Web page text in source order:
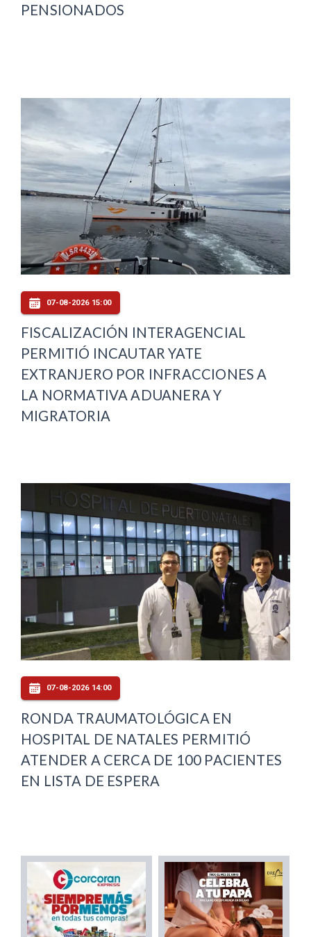
PENSIONADOS
07-08-2026 15:00
FISCALIZACIÓN INTERAGENCIAL
PERMITIÓ INCAUTAR YATE
EXTRANJERO POR INFRACCIONES A
LA NORMATIVA ADUANERA Y
MIGRATORIA
07-08-2026 14:00
RONDA TRAUMATOLÓGICA EN
HOSPITAL DE NATALES PERMITIÓ
ATENDER A CERCA DE 100 PACIENTES
EN LISTA DE ESPERA